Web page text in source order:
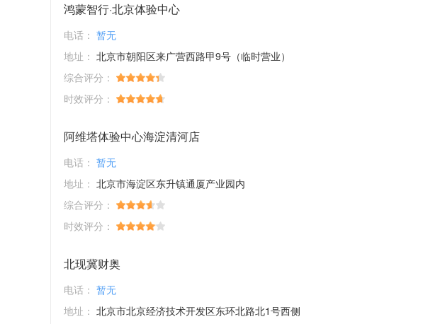
鸿蒙智行·北京体验中心
电话： 暂无
地址： 北京市朝阳区来广营西路甲9号（临时营业）
综合评分：
时效评分：
阿维塔体验中心海淀清河店
电话： 暂无
地址： 北京市海淀区东升镇通厦产业园内
综合评分：
时效评分：
北现冀财奥
电话： 暂无
地址： 北京市北京经济技术开发区东环北路北1号西侧